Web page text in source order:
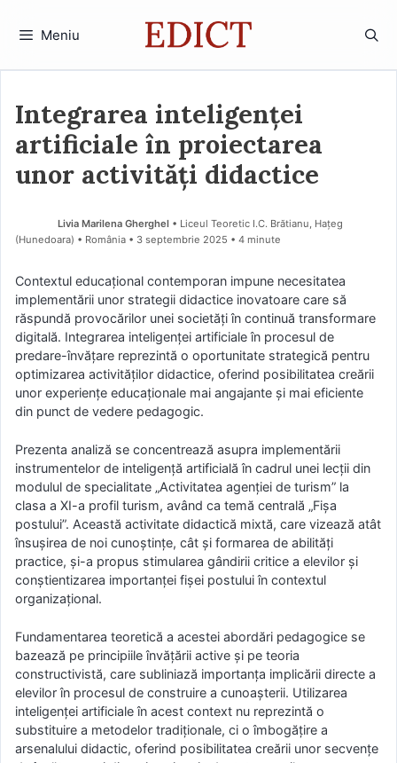
Meniu
Integrarea inteligenței
artificiale în proiectarea
unor activități didactice
Livia Marilena Gherghel • Liceul Teoretic I.C. Brătianu, Hațeg
(Hunedoara) • România
3 septembrie 2025 • 4 minute
Contextul educațional contemporan impune necesitatea
implementării unor strategii didactice inovatoare care să
răspundă provocărilor unei societăți în continuă transformare
digitală. Integrarea inteligenței artificiale în procesul de
predare-învățare reprezintă o oportunitate strategică pentru
optimizarea activităților didactice, oferind posibilitatea creării
unor experiențe educaționale mai angajante și mai eficiente
din punct de vedere pedagogic.
Prezenta analiză se concentrează asupra implementării
instrumentelor de inteligență artificială în cadrul unei lecții din
modulul de specialitate „Activitatea agenției de turism” la
clasa a XI-a profil turism, având ca temă centrală „Fișa
postului”. Această activitate didactică mixtă, care vizează atât
însușirea de noi cunoștințe, cât și formarea de abilități
practice, și-a propus stimularea gândirii critice a elevilor și
conștientizarea importanței fișei postului în contextul
organizațional.
Fundamentarea teoretică a acestei abordări pedagogice se
bazează pe principiile învățării active și pe teoria
constructivistă, care subliniază importanța implicării directe a
elevilor în procesul de construire a cunoașterii. Utilizarea
inteligenței artificiale în acest context nu reprezintă o
substituire a metodelor tradiționale, ci o îmbogățire a
arsenalului didactic, oferind posibilitatea creării unor secvențe